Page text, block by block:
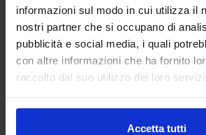
informazioni sul modo in cui utilizza il
nostri partner che si occupano di
pubblicità e social media, i quali
con altre informazioni che ha fornito
raccolto dal suo utilizzo dei loro
Accetta tutti
Vai alla scheda